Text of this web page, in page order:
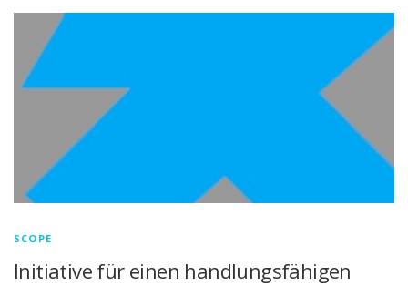
SCOPE
Initiative für einen handlungsfähigen